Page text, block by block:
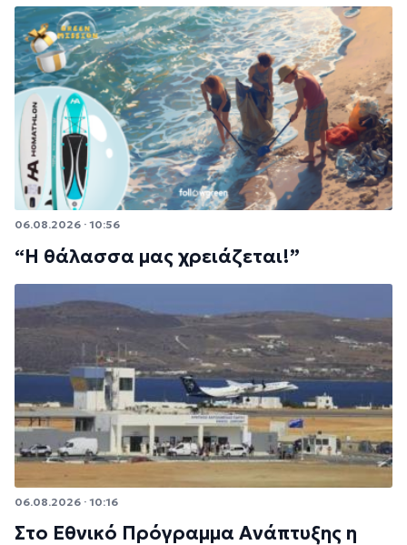
06.08.2026 · 10:56
“Η θάλασσα μας χρειάζεται!”
06.08.2026 · 10:16
Στο Εθνικό Πρόγραμμα Ανάπτυξης η